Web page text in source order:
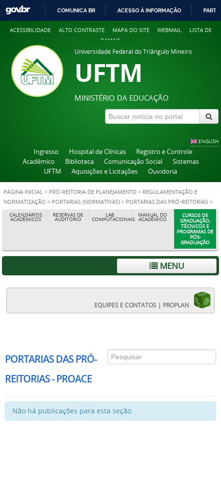
COMUNICA BR ACESSO À INFORMAÇÃO
ACESSIBILIDADE ALTO CONTRASTE MAPA DO SITE WEBMAIL
LISTA DE
RAMAIS
Universidade Federal do Triângulo Mineiro
UFTM
MINISTÉRIO DA EDUCAÇÃO
ENGLISH
Ingresso Hospital de Clínicas
Registro e Controle
Acadêmico
Biblioteca Comunicação Social
Sistemas
UFTM
Aquisições e Licitações Ouvidoria
PÁGINA INICIAL > PRÓ-REITORIA DE PLANEJAMENTO > REGULAMENTAÇÃO E
NORMATIZAÇÃO > PORTARIAS (NORMATIVAS) > PORTARIAS DAS PRÓ-REITORIAS >
PROACE
CALENDÁRIOS
ACADÊMICOS
RESERVAS DE
AUDITÓRIO
LAB.
COMPUTACIONAIS
MANUAL DO
ACADÊMICO
CURSOS DE
GRADUAÇÃO,
TÉCNICOS E
PROGRAMAS DE
PÓS-
GRADUAÇÃO
MENU
EQUIPES E CONTATOS | PROPLAN